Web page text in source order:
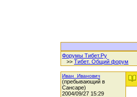
Форумы Тибет.Ру
>> Тибет. Общий форум
Иван_Иванович
(пребывающий в
Сансаре)
2004/09/27 15:29